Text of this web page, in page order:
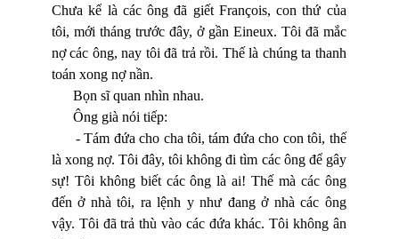
Chưa kể là các ông đã giếtFrançois, con thứ của
tôi, mới tháng trước đây, ở gần Eineux. Tôi đã mắc
nợ các ông, nay tôi đã trả rồi. Thế là chúng ta thanh
toán xong nợ nần.
Bọn sĩ quan nhìn nhau.
Ông già nói tiếp:
- Tám đứa cho cha tôi, tám đứa cho con tôi, thế
là xong nợ. Tôi đây, tôi không đi tìm các ông để gây
sự! Tôi không biết các ông là ai! Thế mà các ông
đến ở nhà tôi, ra lệnh y như đang ở nhà các ông
vậy. Tôi đã trả thù vào các đứa khác. Tôi không ân